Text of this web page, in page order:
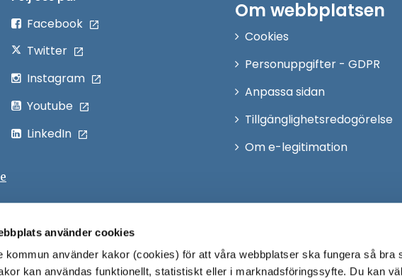
använder cookies
kommun använder kakor (cookies) för att våra webbplatser ska fungera så bra
kan användas funktionellt, statistiskt eller i marknadsföringssyfte. Du kan
Facebook
Twitter
Instagram
Youtube
LinkedIn
Om webbplatsen
Cookies
Personuppgifter - GDPR
Anpassa sidan
Tillgänglighetsredogörelse
Om e-legitimation